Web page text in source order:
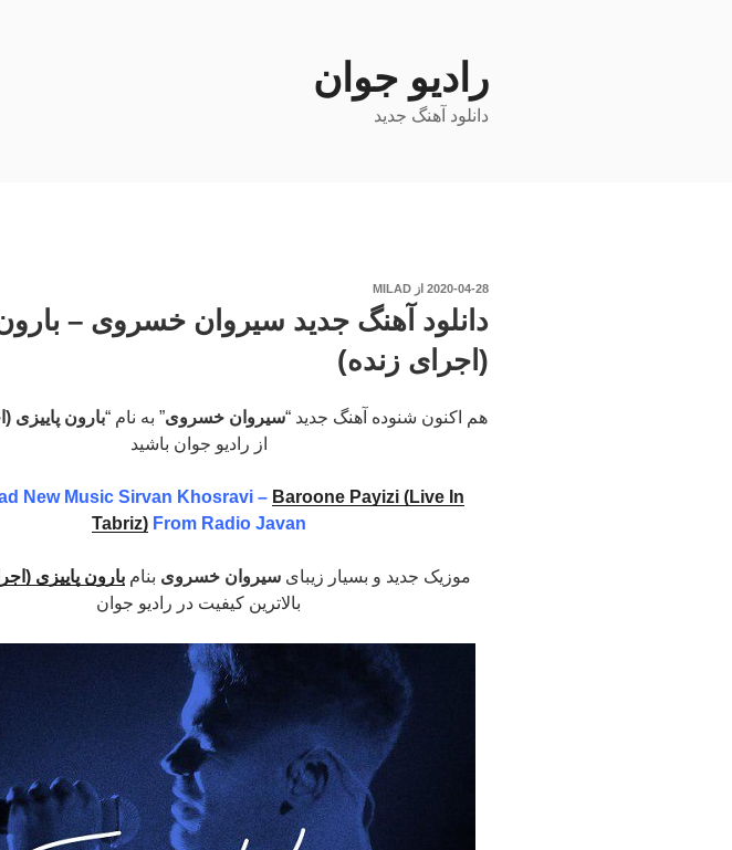
رادیو جوان
دانلود آهنگ جدید
نوشته‌شده
2020-04-28 از MILAD
دانلود آهنگ جدید سیروان خسروی – بارون
(اجرای زنده)
هم اکنون شنوده آهنگ جدید “سیروان خسروی” به نام “بارون پاییزی
از رادیو جوان باشید
New Music Sirvan Khosravi – Baroone Payizi (Live In
Tabriz)From Radio Javan
موزیک جدید و بسیار زیبای سیروان خسروی بنام بارون پاییزی
بالاترین کیفیت در رادیو جوان